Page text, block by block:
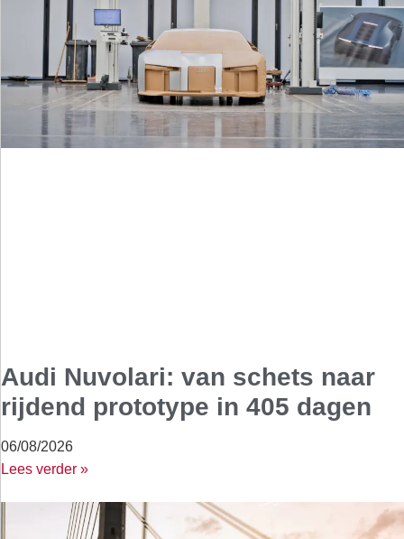
Audi Nuvolari: van schets naar
rijdend prototype in 405 dagen
06/08/2026
Lees verder »